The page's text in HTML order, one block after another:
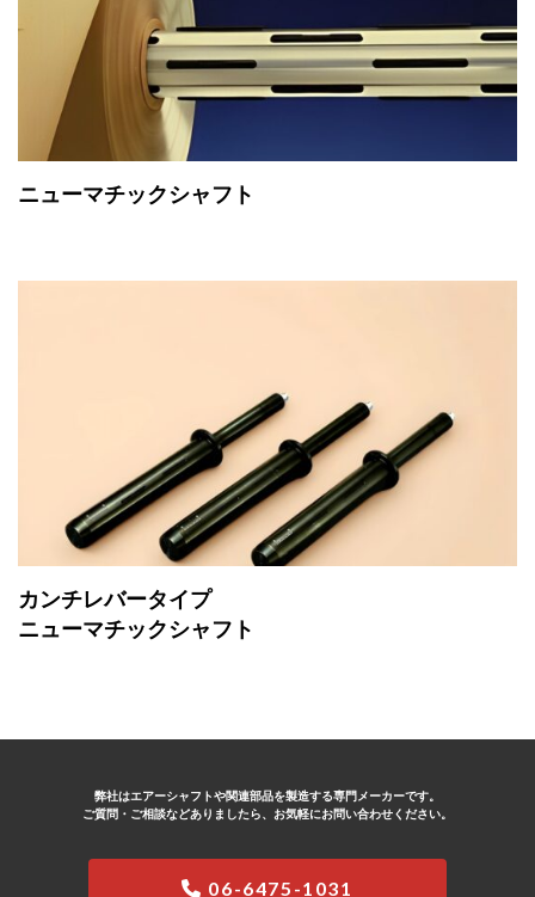
ニューマチックシャフト
カンチレバータイプ
ニューマチックシャフト
弊社はエアーシャフトや関連部品を製造する専門メーカーです。
ご質問・ご相談などありましたら、お気軽にお問い合わせください。
06-6475-1031